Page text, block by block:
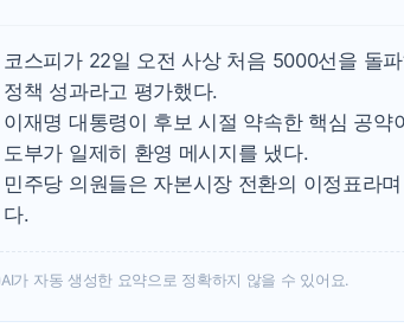
코스피가 22일 오전 사상 처음 5000선을 돌
정책 성과라고 평가했다.
이재명 대통령이 후보 시절 약속한 핵심 공
도부가 일제히 환영 메시지를 냈다.
민주당 의원들은 자본시장 전환의 이정표라
다.
AI가 자동 생성한 요약으로 정확하지 않을 수 있어요.